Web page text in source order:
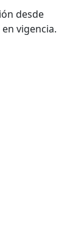
desde
vigencia.